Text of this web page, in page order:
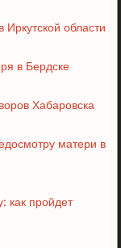
области
в Бердске
Хабаровска
матери в
как пройдет